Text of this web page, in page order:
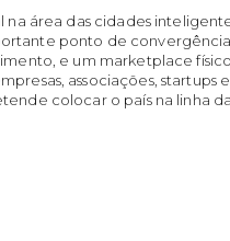
área das cidades
ponto de
e um marketplace
associações, startups
colocar o país na linha